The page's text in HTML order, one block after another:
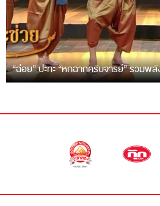
“ฉ่อย” ปะทะ “หกฉากครับจารย์” รวมพลั